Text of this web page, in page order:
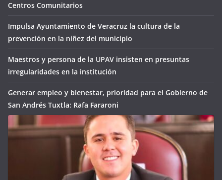
Centros Comunitarios
Impulsa Ayuntamiento de Veracruz la cultura de la
prevención en la niñez del municipio
Maestros y persona de la UPAV insisten en presuntas
irregularidades en la institución
Generar empleo y bienestar, prioridad para el Gobierno de
San Andrés Tuxtla: Rafa Fararoni